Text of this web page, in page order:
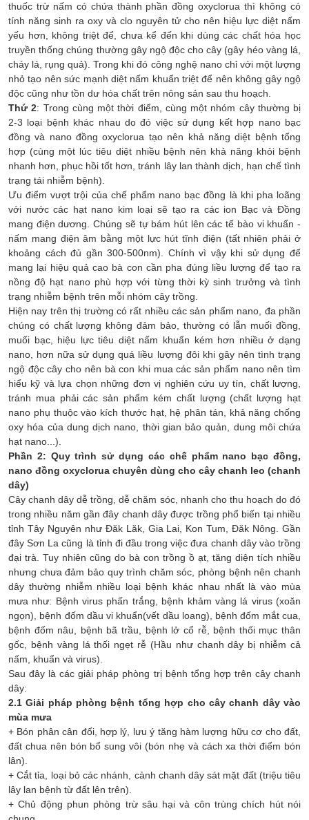
thuốc trừ nấm có chứa thành phần đồng oxyclorua thì không có
tính năng sinh ra oxy và clo nguyên tử cho nên hiệu lực diệt nấm
yếu hơn, không triệt để, chưa kể đến khi dùng các chất hóa học
truyền thống chúng thường gây ngộ độc cho cây (gây héo vàng lá,
cháy lá, rụng quả). Trong khi đó công nghệ nano chỉ với một lượng
nhỏ tạo nên sức mạnh diệt nấm khuẩn triệt để nên không gây ngộ
độc cũng như tồn dư hóa chất trên nông sản sau thu hoạch.
Thứ 2: Trong cùng một thời điểm, cùng một nhóm cây thường bị
2-3 loại bệnh khác nhau do đó việc sử dụng kết hợp nano bạc
đồng và nano đồng oxyclorua tạo nên khả năng diệt bệnh tổng
hợp (cùng một lúc tiêu diệt nhiều bệnh nên khả năng khỏi bệnh
nhanh hơn, phục hồi tốt hơn, tránh lây lan thành dịch, hạn chế tình
trạng tái nhiễm bệnh).
Ưu điểm vượt trội của chế phẩm nano bạc đồng là khi pha loãng
với nước các hạt nano kim loại sẽ tạo ra các ion Bạc và Đồng
mang điện dương. Chúng sẽ tự bám hút lên các tế bào vi khuẩn -
nấm mang điện âm bằng một lực hút tĩnh điện (tất nhiên phải ở
khoảng cách đủ gần 300-500nm). Chính vì vậy khi sử dụng để
mang lại hiệu quả cao bà con cần pha đúng liều lượng để tạo ra
nồng độ hạt nano phù hợp với từng thời kỳ sinh trưởng và tình
trạng nhiễm bệnh trên mỗi nhóm cây trồng.
Hiện nay trên thị trường có rất nhiều các sản phẩm nano, đa phần
chúng có chất lượng không đảm bảo, thường có lẫn muối đồng,
muối bạc, hiệu lực tiêu diệt nấm khuẩn kém hơn nhiều ở dạng
nano, hơn nữa sử dụng quá liều lượng đôi khi gây nên tình trạng
ngộ độc cây cho nên bà con khi mua các sản phẩm nano nên tìm
hiểu kỹ và lựa chọn những đơn vị nghiên cứu uy tín, chất lượng,
tránh mua phải các sản phẩm kém chất lượng (chất lượng hạt
nano phụ thuộc vào kích thước hạt, hệ phân tán, khả năng chống
oxy hóa của dung dịch nano, thời gian bảo quản, dung môi chứa
hạt nano...).
Phần 2: Quy trình sử dụng các chế phẩm nano bạc đồng,
nano đồng oxyclorua chuyên dùng cho cây chanh leo (chanh
dây)
Cây chanh dây dễ trồng, dễ chăm sóc, nhanh cho thu hoạch do đó
trong nhiều năm gần đây chanh dây được trồng phổ biến tại nhiều
tỉnh Tây Nguyên như Đăk Lăk, Gia Lai, Kon Tum, Đăk Nông. Gần
đây Sơn La cũng là tỉnh đi đầu trong việc đưa chanh dây vào trồng
đại trà. Tuy nhiên cũng do bà con trồng ồ ạt, tăng diện tích nhiều
nhưng chưa đảm bảo quy trình chăm sóc, phòng bệnh nên chanh
dây thường nhiễm nhiều loại bệnh khác nhau nhất là vào mùa
mưa như: Bệnh virus phấn trắng, bệnh khảm vàng lá virus (xoăn
ngọn), bệnh đốm dầu vi khuẩn(vết dầu loang), bệnh đốm mắt cua,
bệnh đốm nâu, bệnh bã trầu, bệnh lở cổ rễ, bệnh thối mục thân
gốc, bệnh vàng lá thối ngẹt rễ (Hầu như chanh dây bị nhiễm cả
nấm, khuẩn và virus).
Sau đây là các giải pháp phòng trị bệnh tổng hợp trên cây chanh
dây:
2.1 Giải pháp phòng bệnh tổng hợp cho cây chanh dây vào
mùa mưa
+ Bón phân cân đối, hợp lý, lưu ý tăng hàm lượng hữu cơ cho đất,
đất chua nên bón bổ sung vôi (bón nhẹ và cách xa thời điểm bón
lân).
+ Cắt tỉa, loại bỏ các nhánh, cành chanh dây sát mặt đất (triệu tiêu
lây lan bệnh từ đất lên trên).
+ Chủ động phun phòng trừ sâu hại và côn trùng chích hút nói